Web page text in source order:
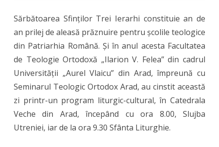
Trei
Ierarhi
prăznuiți
de
Școlile
Sărbătoarea Sfinților Trei Ierarhi constituie an de
an prilej de aleasă prăznuire pentru școlile teologice
din Patriarhia Română. Și în anul acesta Facultatea
de Teologie Ortodoxă „Ilarion V. Felea” din cadrul
Universității „Aurel Vlaicu” din Arad, împreună cu
Seminarul Teologic Ortodox Arad, au cinstit această
zi printr-un program liturgic-cultural, în Catedrala
Veche din Arad, începând cu ora 8.00, Slujba
Utreniei, iar de la ora 9.30 Sfânta Liturghie.